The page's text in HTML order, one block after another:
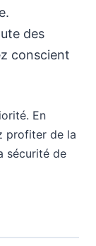
des
conscient
En
profiter de la
sécurité de